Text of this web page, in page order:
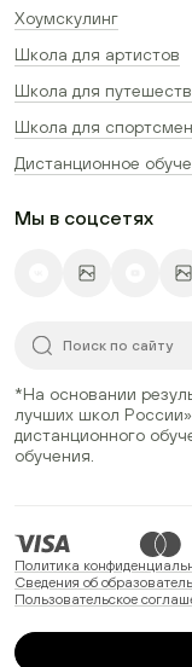
Хоумскулинг
Школа для артистов
Школа для
Школа для
Дистанционное
Мы в соцсетях
*На основании
лучших школ
дистанционного
обучения.
Политика
Сведения об
Пользовательское